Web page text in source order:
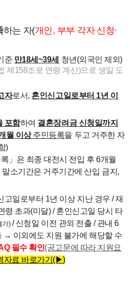
하는 자(개인, 부부 각자 신청·
준 만18세~39세
청년(외국인 제외)
제158조로 연령 계산)으로 생일 도
자로서, 혼인신고일로부터 1년 이
포함하여 결혼장려금 신청일까지
월 이상주민등록을 두고 거주한 자
)
」은 최종 대전시 전입 후 6개월
소기간은 거주기간에 산입 금지,
고일로부터 1년 이상 지난 경우 / 재
령 초과(미달) /혼인신고일 당시 타
가)/ 신청일 이전 관외 전출 / 관내 6
→ 이외에도 지원 불가에 해당할 수
필수 확인(공고문에 따라 지원요
자료 바로가기(▶)